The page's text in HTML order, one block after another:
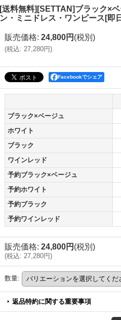
[送料無料][SETTAN]ブラック×
ン・ミニドレス・ワンピース[即
販売価格: 24,800円 (税別)
(税込: 27,280円)
Facebookでシェア
ブラック×ベージュ
ホワイト
ブラック
ワインレッド
予約ブラック×ベージュ
予約ホワイト
予約ブラック
予約ワインレッド
販売価格: 24,800円 (税別)
(税込: 27,280円)
数量:
返品特約に関する重要事項